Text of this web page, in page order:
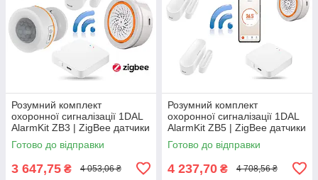
Розумний комплект
охоронної сигналізації 1DAL
AlarmKit ZB3 | ZigBee датчики
захисту від проникнення в
будинок | APP Tuya
Готово до відправки
3 647,75 ₴ 4 053,06 ₴
Розумний комплект
охоронної сигналізації 1DAL
AlarmKit ZB5 | ZigBee датчики
захисту від проникнення в
дім | Tuya
Готово до відправки
4 237,70 ₴ 4 708,56 ₴